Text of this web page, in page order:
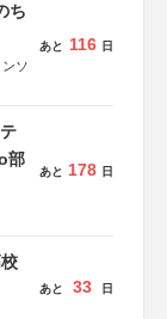
ち
ソ
あと 116 日
部
あと 178 日
あと 33 日